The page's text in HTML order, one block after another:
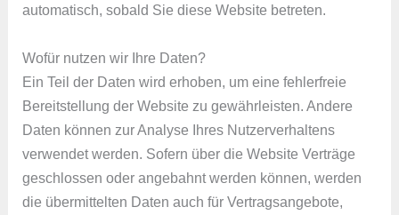
automatisch, sobald Sie diese Website betreten.
Wofür nutzen wir Ihre Daten?
Ein Teil der Daten wird erhoben, um eine fehlerfreie
Bereitstellung der Website zu gewährleisten. Andere
Daten können zur Analyse Ihres Nutzerverhaltens
verwendet werden. Sofern über die Website Verträge
geschlossen oder angebahnt werden können, werden
die übermittelten Daten auch für Vertragsangebote,